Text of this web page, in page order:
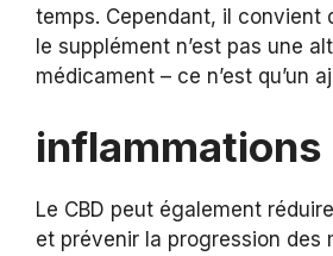
temps. Cependant, il convient
le supplément n’est pas une
médicament – ce n’est qu’un
inflammations
Le CBD peut également
et prévenir la progression des